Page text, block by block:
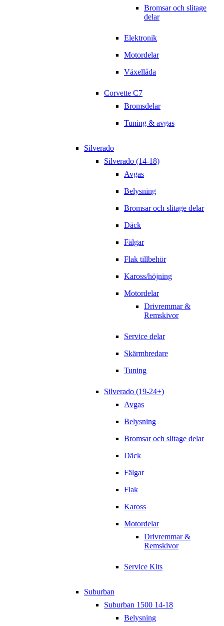
Bromsar och slitage
delar
Elektronik
Motordelar
Växellåda
Corvette C7
Bromsdelar
Tuning & avgas
Silverado
Silverado (14-18)
Avgas
Belysning
Bromsar och slitage delar
Däck
Fälgar
Flak tillbehör
Kaross/höjning
Motordelar
Drivremmar &
Remskivor
Service delar
Skärmbredare
Tuning
Silverado (19-24+)
Avgas
Belysning
Bromsar och slitage delar
Däck
Fälgar
Flak
Kaross
Motordelar
Drivremmar &
Remskivor
Service Kits
Suburban
Suburban 1500 14-18
Belysning